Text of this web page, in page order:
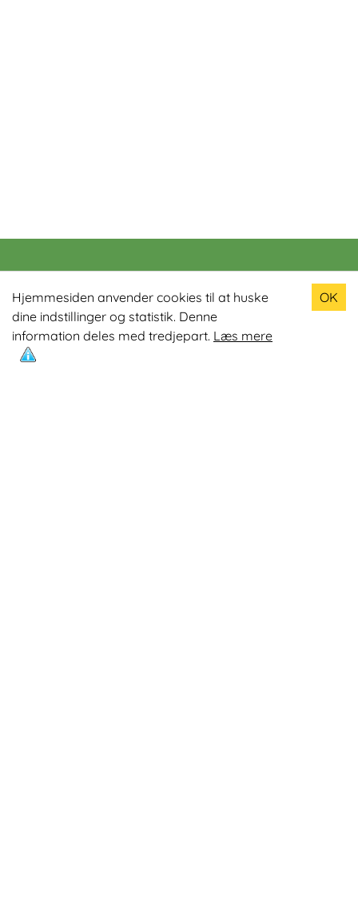
Hjemmesiden anvender cookies til at huske
dine indstillinger og statistik. Denne
information deles med tredjepart. Læs mere
OK
Populære produkter
Odin R900 Romaskine
Odin S900 Spinningcykel